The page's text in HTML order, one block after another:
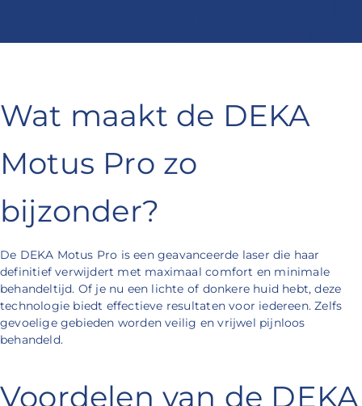
Wat maakt de DEKA
Motus Pro zo
bijzonder?
De DEKA Motus Pro is een geavanceerde laser die haar
definitief verwijdert met maximaal comfort en minimale
behandeltijd. Of je nu een lichte of donkere huid hebt, deze
technologie biedt effectieve resultaten voor iedereen. Zelfs
gevoelige gebieden worden veilig en vrijwel pijnloos
behandeld.
Voordelen van de DEKA